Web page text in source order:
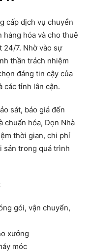
cấp dịch vụ chuyển
hàng hóa và cho thuê
24/7. Nhờ vào sự
thần trách nhiệm
đáng tin cậy của
các tỉnh lân cận.
sát, báo giá đến
chuẩn hóa, Dọn Nhà
thời gian, chi phí
sản trong quá trình
gói, vận chuyển,
xưởng
móc